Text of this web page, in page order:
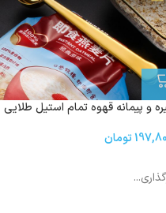
و پیمانه قهوه تمام استیل طلایی
تومان